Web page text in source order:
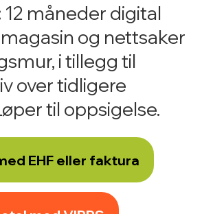
12 måneder digital
og nettsaker
i tillegg til
over tidligere
til oppsigelse.
EHF eller faktura